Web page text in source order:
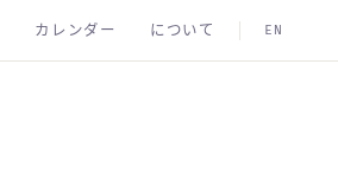
カレンダー について EN